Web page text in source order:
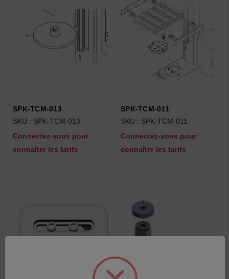
SPK-TCM-013
SKU : SPK-TCM-013
Connectez-vous pour
connaître les tarifs
SPK-TCM-011
SKU : SPK-TCM-011
Connectez-vous pour
connaître les tarifs